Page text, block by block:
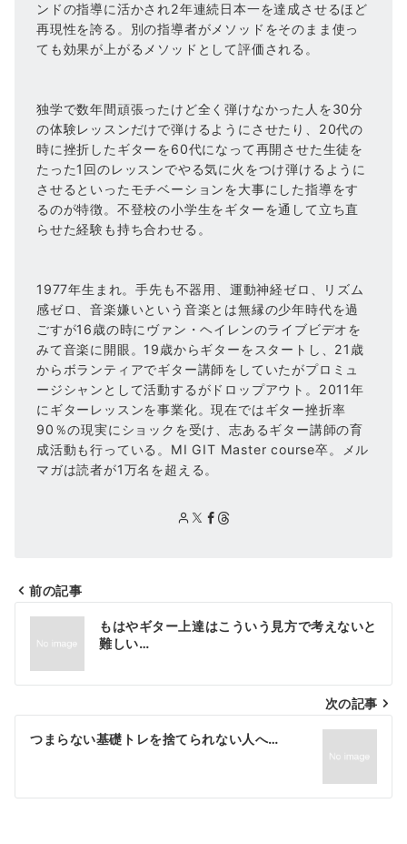
ンドの指導に活かされ2年連続日本一を達成させるほど
再現性を誇る。別の指導者がメソッドをそのまま使っ
ても効果が上がるメソッドとして評価される。
独学で数年間頑張ったけど全く弾けなかった人を30分
の体験レッスンだけで弾けるようにさせたり、20代の
時に挫折したギターを60代になって再開させた生徒を
たった1回のレッスンでやる気に火をつけ弾けるように
させるといったモチベーションを大事にした指導をす
るのが特徴。不登校の小学生をギターを通して立ち直
らせた経験も持ち合わせる。
1977年生まれ。手先も不器用、運動神経ゼロ、リズム
感ゼロ、音楽嫌いという音楽とは無縁の少年時代を過
ごすが16歳の時にヴァン・ヘイレンのライブビデオを
みて音楽に開眼。19歳からギターをスタートし、21歳
からボランティアでギター講師をしていたがプロミュ
ージシャンとして活動するがドロップアウト。2011年
にギターレッスンを事業化。現在ではギター挫折率
90％の現実にショックを受け、志あるギター講師の育
成活動も行っている。MI GIT Master course卒。メル
マガは読者が1万名を超える。
投
ナ
ビ
ゲ
シ
前の記事
もはやギター上達はこういう見方で考えないと
難しい…
次の記事
つまらない基礎トレを捨てられない人へ…